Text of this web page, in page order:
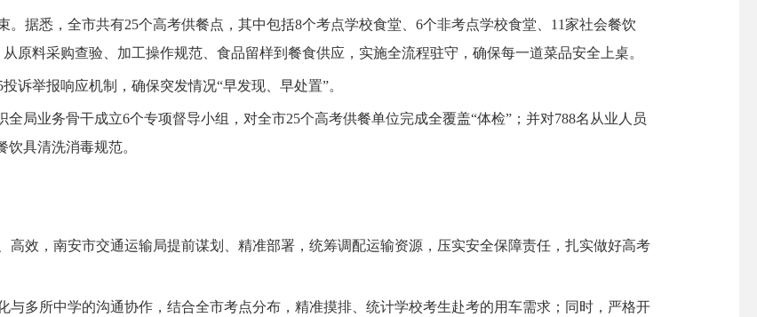
悉，全市共有25个高考供餐点，其中包括8个考点学校食堂、6个非考点学校食堂、11家社会餐饮
原料采购查验、加工操作规范、食品留样到餐食供应，实施全流程驻守，确保每一道菜品安全上桌。
举报响应机制，确保突发情况“早发现、早处置”。
业务骨干成立6个专项督导小组，对全市25个高考供餐单位完成全覆盖“体检”；并对788名从业人员
具清洗消毒规范。
效，南安市交通运输局提前谋划、精准部署，统筹调配运输资源，压实安全保障责任，扎实做好高考
多所中学的沟通协作，结合全市考点分布，精准摸排、统计学校考生赴考的用车需求；同时，严格开